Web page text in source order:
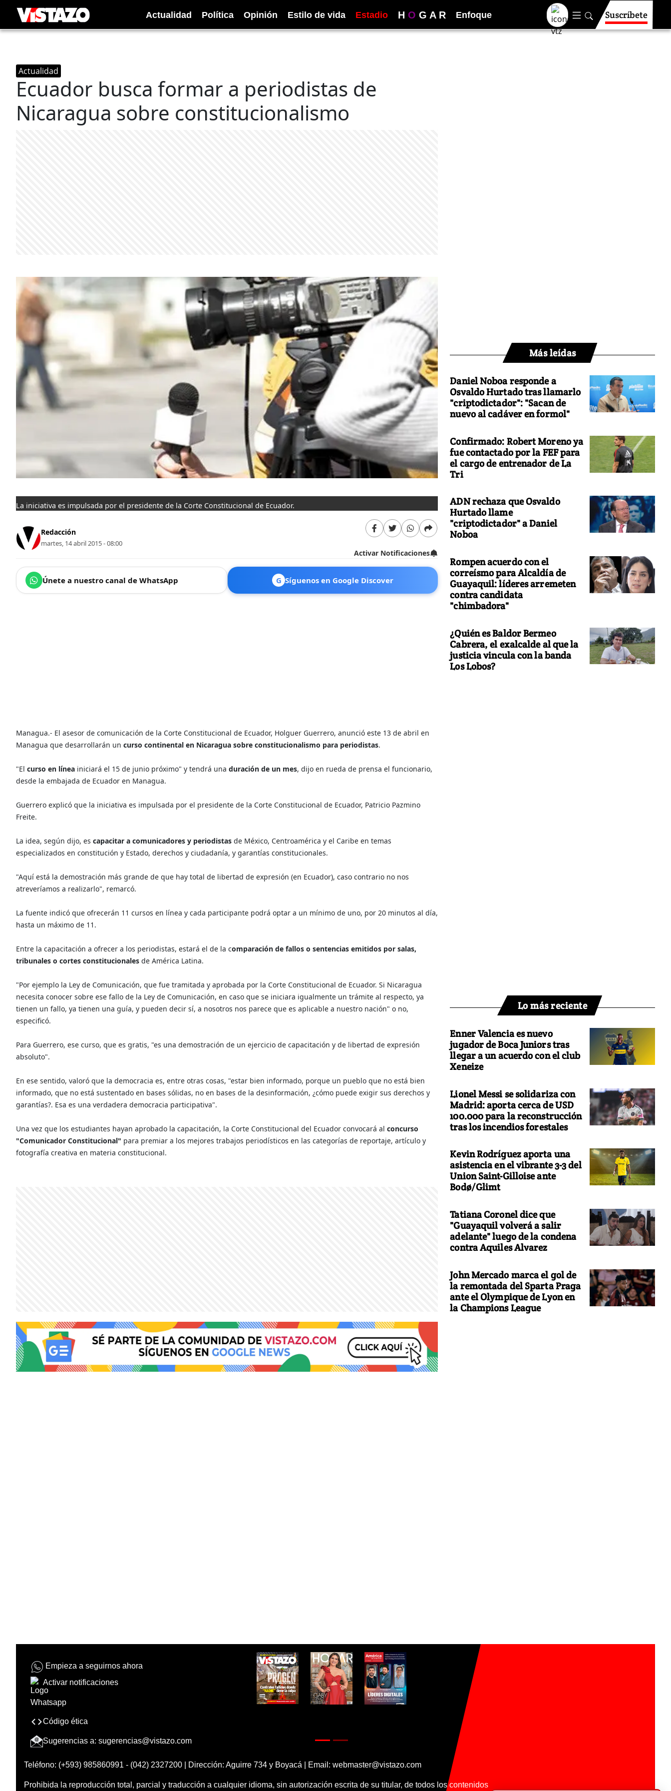
Actualidad Política Opinión Estilo de vida Estadio H O G A R Enfoque Suscríbete
Actualidad
Ecuador busca formar a periodistas de
Nicaragua sobre constitucionalismo
La iniciativa es impulsada por el presidente de la Corte Constitucional de Ecuador.
Redacción
martes, 14 abril 2015 - 08:00
Activar Notificaciones
Únete a nuestro canal de WhatsApp G Síguenos en Google Discover
Managua.- El asesor de comunicación de la Corte Constitucional de Ecuador, Holguer Guerrero, anunció este 13 de abril en
Managua que desarrollarán un curso continental en Nicaragua sobre constitucionalismo para periodistas.
"El curso en línea iniciará el 15 de junio próximo" y tendrá una duración de un mes, dijo en rueda de prensa el funcionario,
desde la embajada de Ecuador en Managua.
Guerrero explicó que la iniciativa es impulsada por el presidente de la Corte Constitucional de Ecuador, Patricio Pazmino
Freite.
La idea, según dijo, es capacitar a comunicadores y periodistas de México, Centroamérica y el Caribe en temas
especializados en constitución y Estado, derechos y ciudadanía, y garantías constitucionales.
"Aquí está la demostración más grande de que hay total de libertad de expresión (en Ecuador), caso contrario no nos
atreveríamos a realizarlo", remarcó.
La fuente indicó que ofrecerán 11 cursos en línea y cada participante podrá optar a un mínimo de uno, por 20 minutos al día,
hasta un máximo de 11.
Entre la capacitación a ofrecer a los periodistas, estará el de la comparación de fallos o sentencias emitidos por salas,
tribunales o cortes constitucionales de América Latina.
"Por ejemplo la Ley de Comunicación, que fue tramitada y aprobada por la Corte Constitucional de Ecuador. Si Nicaragua
necesita conocer sobre ese fallo de la Ley de Comunicación, en caso que se iniciara igualmente un trámite al respecto, ya
tienen un fallo, ya tienen una guía, y pueden decir sí, a nosotros nos parece que es aplicable a nuestro nación" o no,
especificó.
Para Guerrero, ese curso, que es gratis, "es una demostración de un ejercicio de capacitación y de libertad de expresión
absoluto".
En ese sentido, valoró que la democracia es, entre otras cosas, "estar bien informado, porque un pueblo que no está bien
informado, que no está sustentado en bases sólidas, no en bases de la desinformación, ¿cómo puede exigir sus derechos y
garantías?. Esa es una verdadera democracia participativa".
Una vez que los estudiantes hayan aprobado la capacitación, la Corte Constitucional del Ecuador convocará al concurso
"Comunicador Constitucional" para premiar a los mejores trabajos periodísticos en las categorías de reportaje, artículo y
fotografía creativa en materia constitucional.
Más leídas
Daniel Noboa responde a
Osvaldo Hurtado tras llamarlo
"criptodictador": "Sacan de
nuevo al cadáver en formol"
Confirmado: Robert Moreno ya
fue contactado por la FEF para
el cargo de entrenador de La
Tri
ADN rechaza que Osvaldo
Hurtado llame
"criptodictador" a Daniel
Noboa
Rompen acuerdo con el
correísmo para Alcaldía de
Guayaquil: líderes arremeten
contra candidata
"chimbadora"
¿Quién es Baldor Bermeo
Cabrera, el exalcalde al que la
justicia vincula con la banda
Los Lobos?
Lo más reciente
Enner Valencia es nuevo
jugador de Boca Juniors tras
llegar a un acuerdo con el club
Xeneize
Lionel Messi se solidariza con
Madrid: aporta cerca de USD
100.000 para la reconstrucción
tras los incendios forestales
Kevin Rodríguez aporta una
asistencia en el vibrante 3-3 del
Union Saint-Gilloise ante
Bodø/Glimt
Tatiana Coronel dice que
"Guayaquil volverá a salir
adelante" luego de la condena
contra Aquiles Alvarez
John Mercado marca el gol de
la remontada del Sparta Praga
ante el Olympique de Lyon en
la Champions League
Empieza a seguirnos ahora
Activar notificaciones
Código ética
Sugerencias a: sugerencias@vistazo.com
Teléfono: (+593) 985860991 - (042) 2327200 | Dirección: Aguirre 734 y Boyacá | Email: webmaster@vistazo.com
Prohibida la reproducción total, parcial y traducción a cualquier idioma, sin autorización escrita de su titular, de todos los contenidos